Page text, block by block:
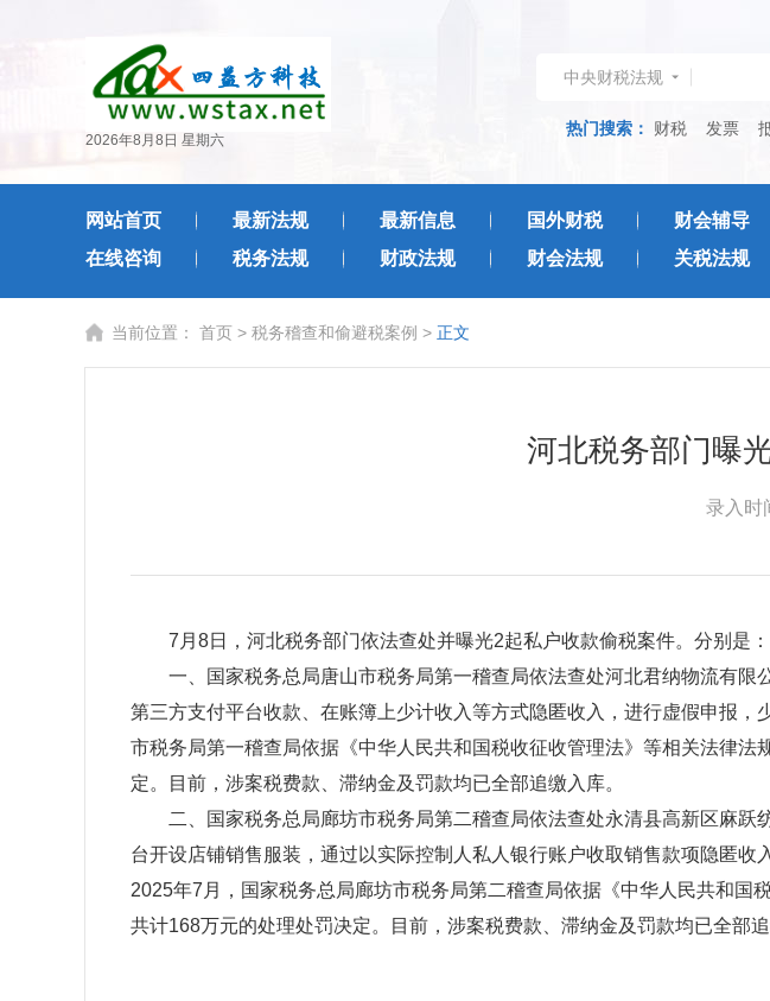
2026年8月8日 星期六
中央财税法规
热门搜索： 财税 发票
网站首页 最新法规 最新信息 国外财税 财会辅导
在线咨询
税务法规 财政法规 财会法规 关税法规
当前位置： 首页 > 税务稽查和偷避税案例 > 正文
河北税务部门曝
录入时
7月8日，河北税务部门依法查处并曝光2起私户收款偷税案件。分别是：
一、国家税务总局唐山市税务局第一稽查局依法查处河北君纳物流有限
第三方支付平台收款、在账簿上少计收入等方式隐匿收入，进行虚假申报
市税务局第一稽查局依据《中华人民共和国税收征收管理法》等相关法律
定。目前，涉案税费款、滞纳金及罚款均已全部追缴入库。
二、国家税务总局廊坊市税务局第二稽查局依法查处永清县高新区麻跃
台开设店铺销售服装，通过以实际控制人私人银行账户收取销售款项隐匿
2025年7月，国家税务总局廊坊市税务局第二稽查局依据《中华人民共和
共计168万元的处理处罚决定。目前，涉案税费款、滞纳金及罚款均已全部追